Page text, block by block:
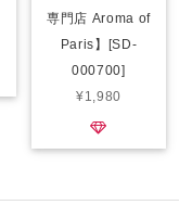
専門店 Aroma of
Paris】[SD-
000700]
¥1,980